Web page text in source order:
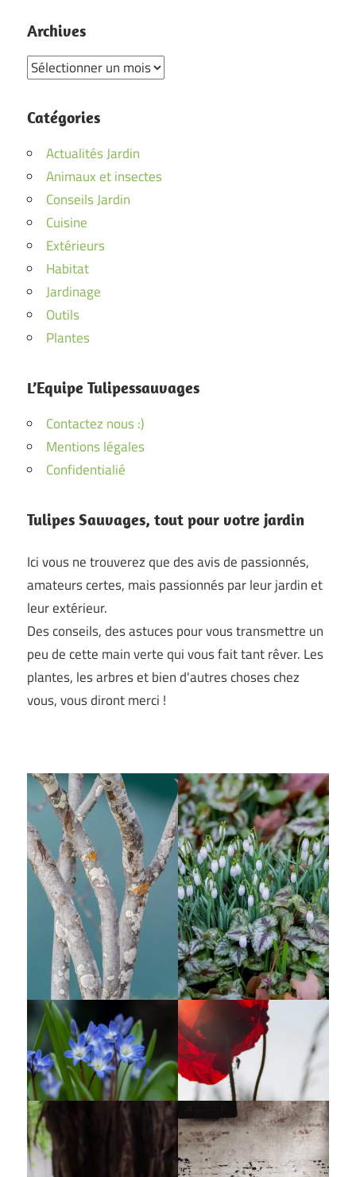
Archives
Archives
Catégories
Actualités Jardin
Animaux et insectes
Conseils Jardin
Cuisine
Extérieurs
Habitat
Jardinage
Outils
Plantes
L’Equipe Tulipessauvages
Contactez nous :)
Mentions légales
Confidentialié
Tulipes Sauvages, tout pour votre jardin
Ici vous ne trouverez que des avis de passionnés,
amateurs certes, mais passionnés par leur jardin et
leur extérieur.
Des conseils, des astuces pour vous transmettre un
peu de cette main verte qui vous fait tant rêver. Les
plantes, les arbres et bien d'autres choses chez
vous, vous diront merci !